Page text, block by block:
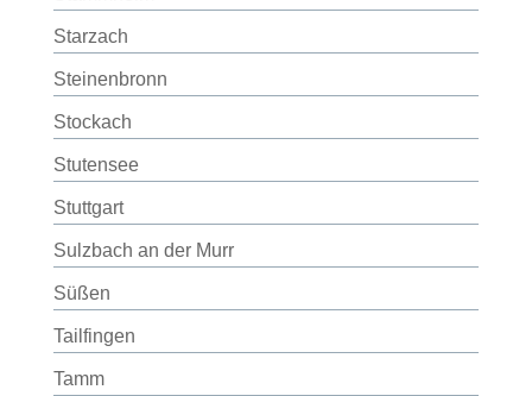
Starzach
Steinenbronn
Stockach
Stutensee
Stuttgart
Sulzbach an der Murr
Süßen
Tailfingen
Tamm